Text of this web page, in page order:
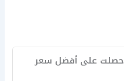
حصلت على أفضل سعر